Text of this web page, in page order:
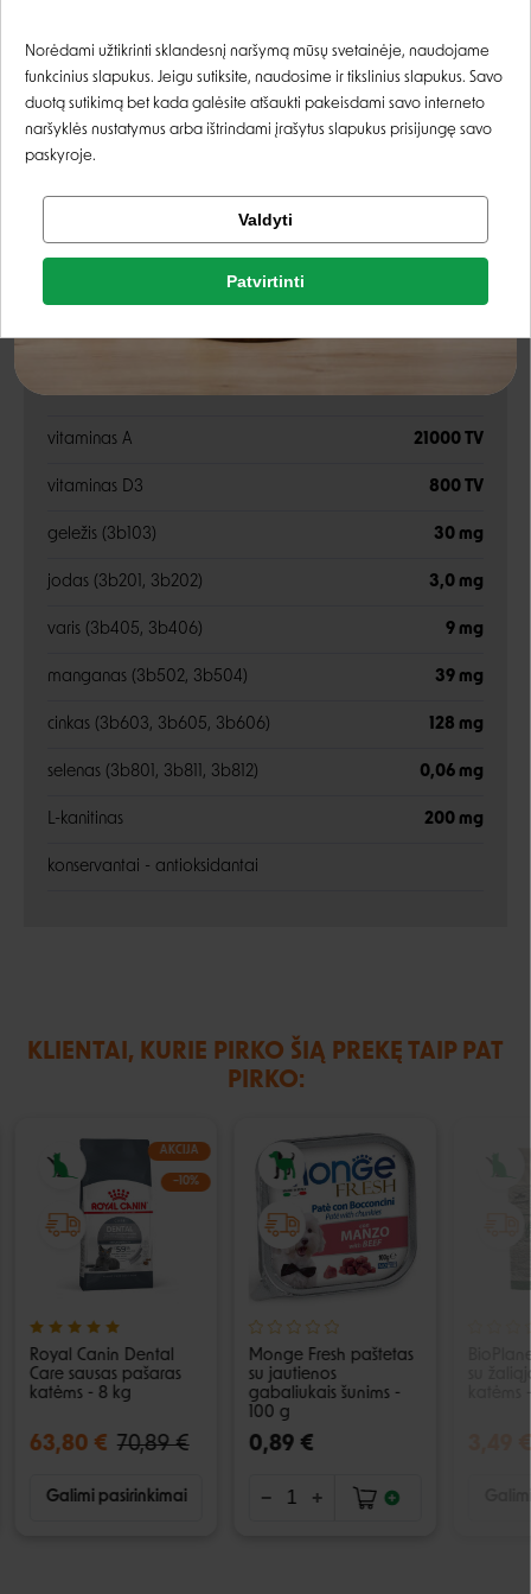
Rašyti atsiliepimą
ir sėklos, sojų aliejus
Analitinės sudedamosios dalys
žali baltymai
vitaminas A 21000 TV
vitaminas D3 800 TV
geležis (3b103) 30 mg
jodas (3b201, 3b202) 3,0 mg
varis (3b405, 3b406) 9 mg
manganas (3b502, 3b504) 39 mg
cinkas (3b603, 3b605, 3b606) 128 mg
selenas (3b801, 3b811, 3b812) 0,06 mg
L-kanitinas 200 mg
konservantai - antioksidantai
KLIENTAI, KURIE PIRKO ŠIĄ PREKĘ TAIP PAT
PIRKO:
AKCIJA
−10%
Royal Canin Dental
Care sausas pašaras
katėms - 8 kg
63,80 € 70,89 €
Galimi pasirinkimai
Monge Fresh paštetas
su jautienos
gabaliukais šunims -
100 g
0,89 €
su
katėms
3,49 €
Rašyti atsiliepimą
Registruotis
Facebook
Norėdami užtikrinti sklandesnį naršymą mūsų svetainėje, naudojame
funkcinius slapukus. Jeigu sutiksite, naudosime ir tikslinius slapukus. Savo
duotą sutikimą bet kada galėsite atšaukti pakeisdami savo interneto
naršyklės nustatymus arba ištrindami įrašytus slapukus prisijungę savo
paskyroje.
Valdyti
Patvirtinti